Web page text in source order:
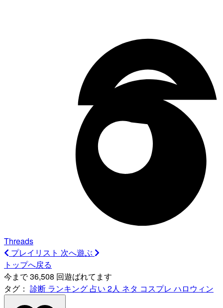
Threads
プレイリスト 次へ遊ぶ
トップへ戻る
今まで 36,508 回遊ばれてます
タグ： 診断 ランキング 占い 2人 ネタ コスプレ ハロウィン